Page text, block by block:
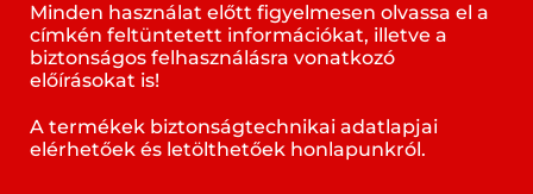
Minden használat előtt figyelmesen olvassa el a
címkén feltüntetett információkat, illetve a
biztonságos felhasználásra vonatkozó
előírásokat is!
A termékek biztonságtechnikai adatlapjai
elérhetőek és letölthetőek honlapunkról.